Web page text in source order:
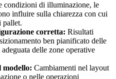
condizioni di illuminazione, le
influire sulla chiarezza con cui
pallet.
corretta: Risultati
ben pianificato delle
delle zone operative
modello: Cambiamenti nel layout
o nelle operazioni